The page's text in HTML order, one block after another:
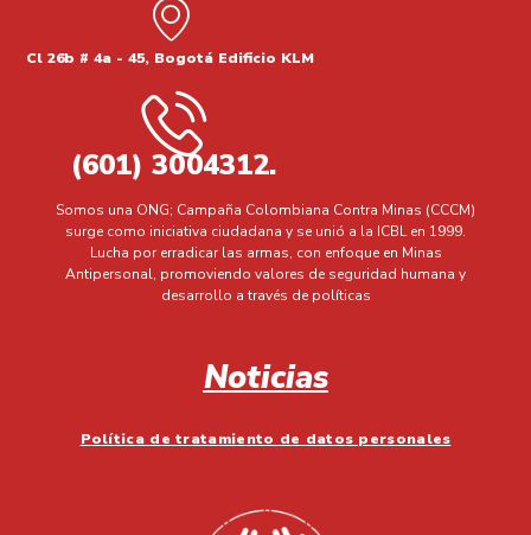
Cl 26b # 4a - 45, Bogotá Edificio KLM
(601) 3004312.
Somos una ONG; Campaña Colombiana Contra Minas (CCCM)
surge como iniciativa ciudadana y se unió a la ICBL en 1999.
Lucha por erradicar las armas, con enfoque en Minas
Antipersonal, promoviendo valores de seguridad humana y
desarrollo a través de políticas
Noticias
Política de tratamiento de datos personales